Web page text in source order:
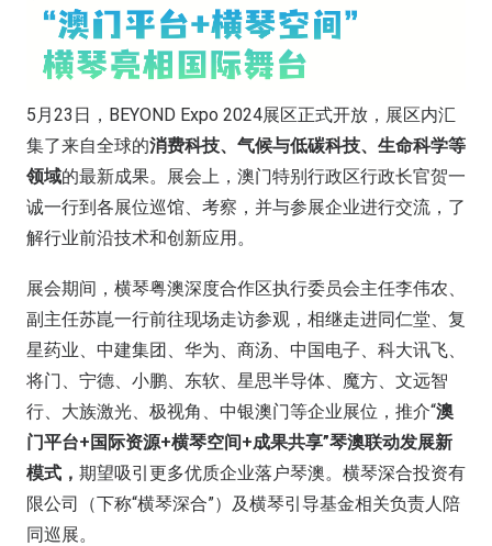
5月23日，BEYOND Expo 2024展区正式开放，展区内汇
集了来自全球的消费科技、气候与低碳科技、生命科学等
领域的最新成果。展会上，澳门特别行政区行政长官贺一
诚一行到各展位巡馆、考察，并与参展企业进行交流，了
解行业前沿技术和创新应用。
展会期间，横琴粤澳深度合作区执行委员会主任李伟农、
副主任苏崑一行前往现场走访参观，相继走进同仁堂、复
星药业、中建集团、华为、商汤、中国电子、科大讯飞、
将门、宁德、小鹏、东软、星思半导体、魔方、文远智
行、大族激光、极视角、中银澳门等企业展位，推介“澳
门平台+国际资源+横琴空间+成果共享”琴澳联动发展新
模式， 期望吸引更多优质企业落户琴澳。横琴深合投资有
限公司（下称“横琴深合”）及横琴引导基金相关负责人陪
同巡展。